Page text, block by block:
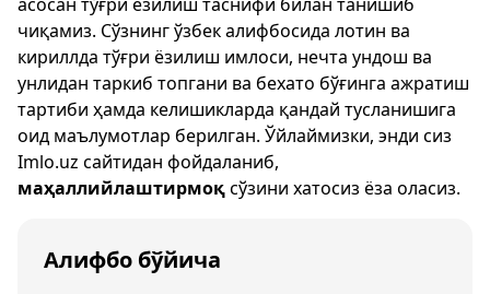
чиқамиз. Сўзнинг ўзбек алифбосида лотин ва
кириллда тўғри ёзилиш имлоси, нечта ундош ва
унлидан таркиб топгани ва бехато бўғинга ажратиш
тартиби ҳамда келишикларда қандай тусланишига
оид маълумотлар берилган. Ўйлаймизки, энди сиз
Imlo.uz сайтидан фойдаланиб,
маҳаллийлаштирмоқсўзини хатосиз ёза оласиз.
Алифбо бўйича